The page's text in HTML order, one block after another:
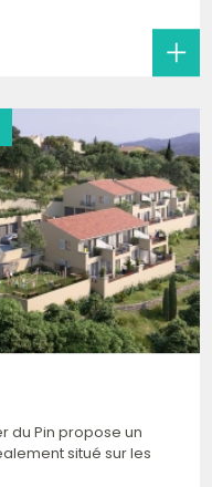
du Pin propose un
situé sur les